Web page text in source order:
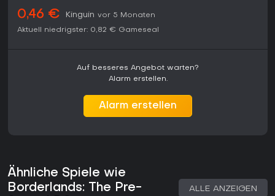
0,46 € Kinguin vor 5 Monaten
Aktuell niedrigster: 0,82 € Gameseal
Auf besseres Angebot warten?
Alarm erstellen.
Alarm erstellen
Ähnliche Spiele wie
Borderlands: The Pre-
ALLE ANZEIGEN